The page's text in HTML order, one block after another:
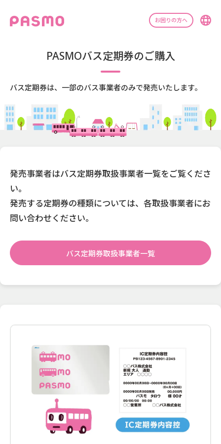
お困りの方へ
PASMOバス定期券のご購入
バス定期券は、一部のバス事業者のみで発売いたします。
発売事業者はバス定期券取扱事業者一覧をご覧くださ
い。
発売する定期券の種類については、各取扱事業者にお
問い合わせください。
バス定期券取扱事業者一覧